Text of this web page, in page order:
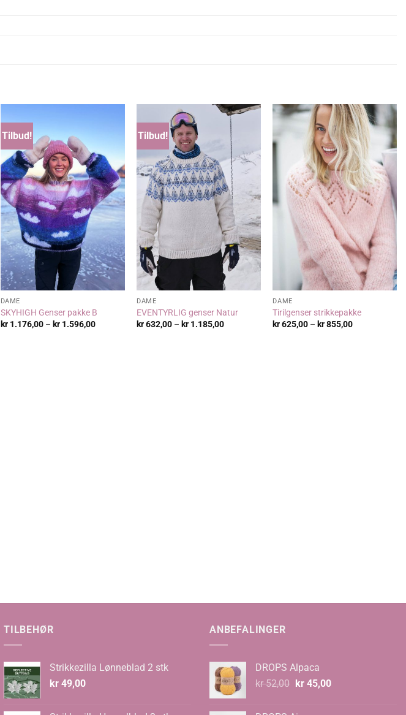
Tilbud!
DAME
SKYHIGH Genser pakke B
kr1.176,00 – kr1.596,00Prisområde:
Tilbud!
DAME
EVENTYRLIG genser Natur
kr632,00 – kr 1.185,00Prisområde:
DAME
Tirilgenser strikkepakke
kr625,00 – kr855,00Prisområde:
TILBEHØR
Strikkezilla Lønneblad 2 stk
kr 49,00
ANBEFALINGER
DROPS Alpaca
kr52,00 Opprinnelig
kr45,00Nåværende